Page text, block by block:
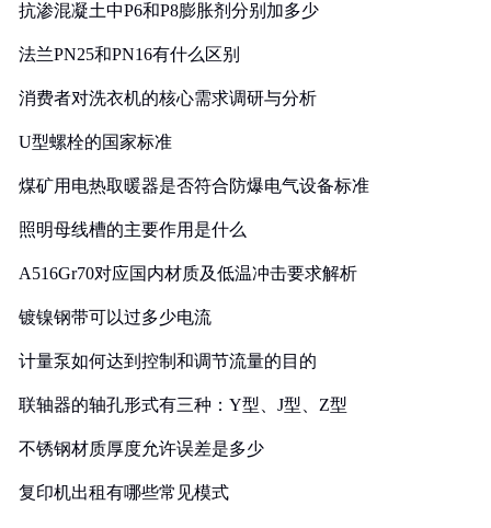
抗渗混凝土中P6和P8膨胀剂分别加多少
法兰PN25和PN16有什么区别
消费者对洗衣机的核心需求调研与分析
U型螺栓的国家标准
煤矿用电热取暖器是否符合防爆电气设备标准
照明母线槽的主要作用是什么
A516Gr70对应国内材质及低温冲击要求解析
镀镍钢带可以过多少电流
计量泵如何达到控制和调节流量的目的
联轴器的轴孔形式有三种：Y型、J型、Z型
不锈钢材质厚度允许误差是多少
复印机出租有哪些常见模式